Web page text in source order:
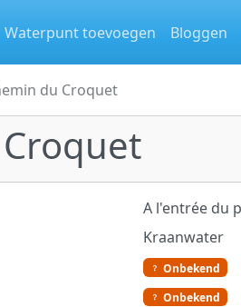
Waterpunt toevoegen Bloggen
du Croquet
A l'entrée du
Kraanwater
Onbekend
Onbekend